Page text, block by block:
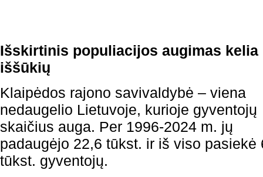
Išskirtinis populiacijos augimas kelia
iššūkių
Klaipėdos rajono savivaldybė – viena
nedaugelio Lietuvoje, kurioje gyventojų
skaičius auga. Per 1996-2024 m. jų
padaugėjo 22,6 tūkst. ir iš viso pasiekė
tūkst. gyventojų.